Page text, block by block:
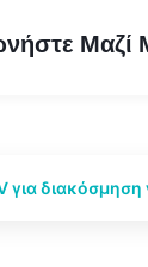
Μαζί
διακόσμηση